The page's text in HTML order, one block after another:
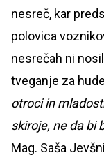
nesreč, kar
polovica
nesrečah ni
tveganje za
otroci in
skiroje, ne da bi
Mag. Saša